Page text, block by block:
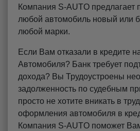
Компания S-AUTO предлагает
любой автомобиль новый или
любой марки.
Если Вам отказали в кредите
Автомобиля? Банк требует
дохода? Вы Трудоустроены
задолженность по судебным
просто не хотите вникать в
оформления автомобиля в
Компания S-AUTO поможет